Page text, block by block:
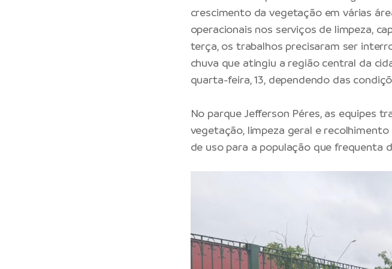
crescimento da vegetação em várias
operacionais nos serviços de limpeza,
terça, os trabalhos precisaram ser
chuva que atingiu a região central da
quarta-feira, 13, dependendo das
No parque Jefferson Péres, as equipes
vegetação, limpeza geral e
de uso para a população que frequenta